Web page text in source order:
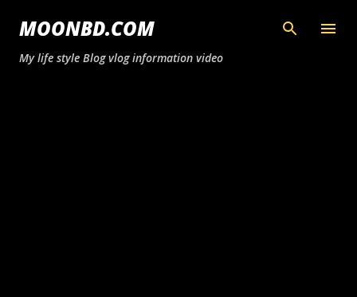
সরাসরি প্রধান সামগ্রীতে চলে যান
MOONBD.COM
My life style Blog vlog information video